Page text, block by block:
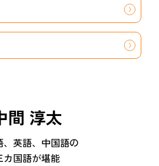
間 淳太
、英語、中国語の
カ国語が堪能